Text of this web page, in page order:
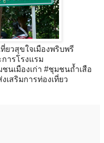
วสุขใจเมืองพริบพรี
ารโรงแรม
นเมืองเก่า #ชุมชนถ้ำเสือ
สริมการท่องเที่ยว